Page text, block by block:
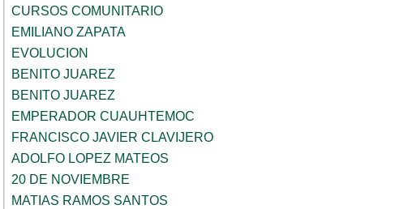
CURSOS COMUNITARIO
EMILIANO ZAPATA
EVOLUCION
BENITO JUAREZ
BENITO JUAREZ
EMPERADOR CUAUHTEMOC
FRANCISCO JAVIER CLAVIJERO
ADOLFO LOPEZ MATEOS
20 DE NOVIEMBRE
MATIAS RAMOS SANTOS